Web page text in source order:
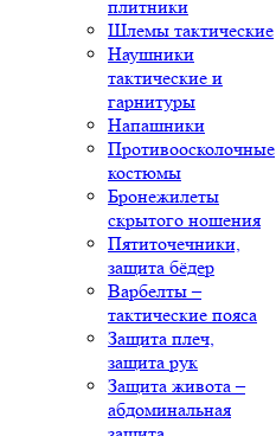
плитники
Шлемы тактические
Наушники
тактические и
гарнитуры
Напашники
Противоосколочные
костюмы
Бронежилеты
скрытого ношения
Пятиточечники,
защита бёдер
Варбелты –
тактические пояса
Защита плеч,
защита рук
Защита живота –
абдоминальная